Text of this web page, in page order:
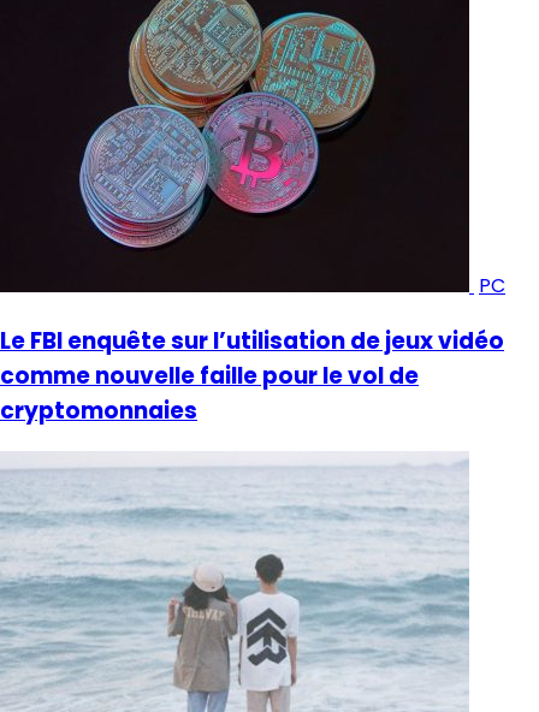
PC
Le FBI enquête sur l’utilisation de jeux vidéo
comme nouvelle faille pour le vol de
cryptomonnaies